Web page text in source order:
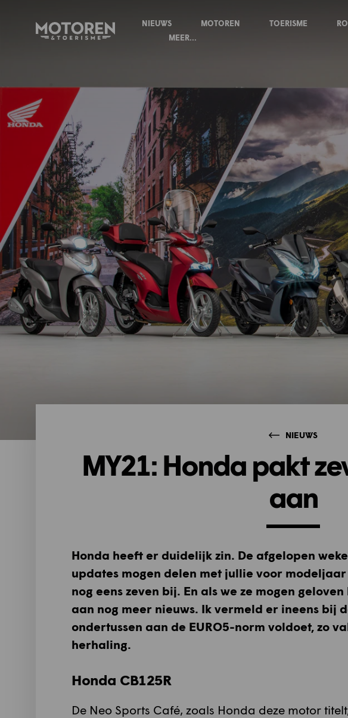
Homepage
NIEUWS MOTOREN TOERISME
MEER...
NIEUWS
MY21: Honda pakt
aan
Honda heeft er duidelijk zin. De afgelopen
updates mogen delen met jullie voor
nog eens zeven bij. En als we ze mogen
aan nog meer nieuws. Ik vermeld er ineens bij
ondertussen aan de EURO5-norm voldoet, zo
herhaling.
Honda CB125R
De Neo Sports Café, zoals Honda deze motor